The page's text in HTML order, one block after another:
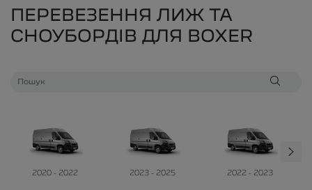
ПЕРЕВЕЗЕННЯ ЛИЖ ТА
СНОУБОРДІВ ДЛЯ BOXER
2020 - 2022 2023 - 2025 2022 - 2023